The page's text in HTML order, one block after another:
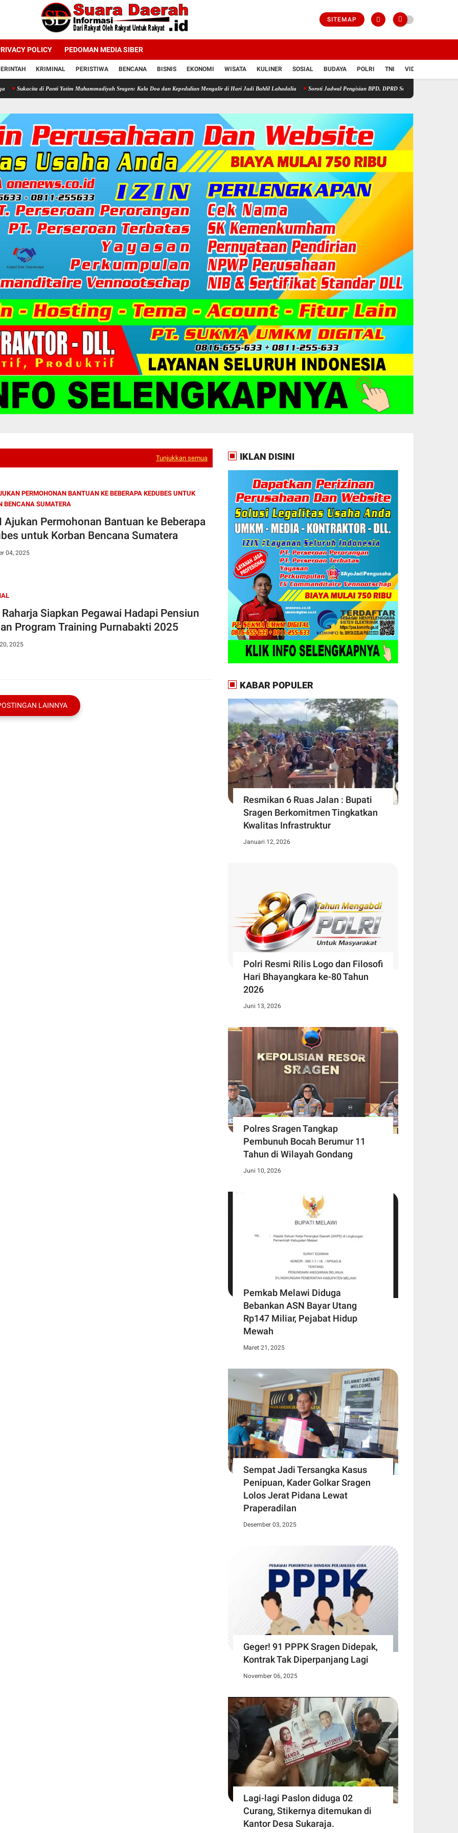
SITEMAP
POLICY PEDOMAN MEDIA SIBER
KRIMINAL PERISTIWA BENCANA BISNIS EKONOMI WISATA KULINER SOSIAL BUDAYA POLRI TNI VIDIO
di Panti Yatim Muhammadiyah Sragen: Kala Doa dan Kepedulian Mengalir di Hari Jadi Bahlil Lahadalia Soroti Jadwal Pengisian BPD, DPRD Sragen Waspadai Potensi Cacat
Tunjukkan semua
PERMOHONAN BANTUAN KE BEBERAPA KEDUBES UNTUK
BENCANA SUMATERA
Ajukan Permohonan Bantuan ke Beberapa
untuk Korban Bencana Sumatera
04, 2025
Siapkan Pegawai Hadapi Pensiun
Program Training Purnabakti 2025
2025
LAINNYA
IKLAN DISINI
KABAR POPULER
Resmikan 6 Ruas Jalan : Bupati
Sragen Berkomitmen Tingkatkan
Kwalitas Infrastruktur
Januari 12, 2026
Polri Resmi Rilis Logo dan Filosofi
Hari Bhayangkara ke-80 Tahun
2026
Juni 13, 2026
Polres Sragen Tangkap
Pembunuh Bocah Berumur 11
Tahun di Wilayah Gondang
Juni 10, 2026
Pemkab Melawi Diduga
Bebankan ASN Bayar Utang
Rp147 Miliar, Pejabat Hidup
Mewah
Maret 21, 2025
Sempat Jadi Tersangka Kasus
Penipuan, Kader Golkar Sragen
Lolos Jerat Pidana Lewat
Praperadilan
Desember 03, 2025
Geger! 91 PPPK Sragen Didepak,
Kontrak Tak Diperpanjang Lagi
November 06, 2025
Lagi-lagi Paslon diduga 02
Curang, Stikernya ditemukan di
Kantor Desa Sukaraja.